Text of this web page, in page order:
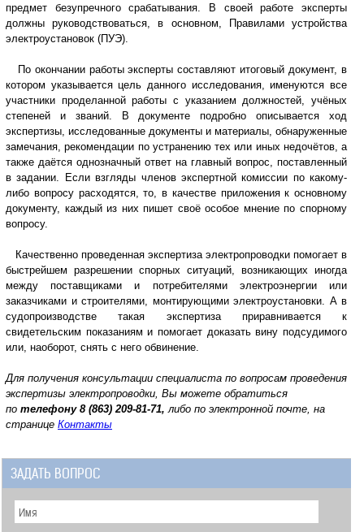
предмет безупречного срабатывания. В своей работе эксперты
должны руководствоваться, в основном, Правилами устройства
электроустановок (ПУЭ).
По окончании работы эксперты составляют итоговый документ, в
котором указывается цель данного исследования, именуются все
участники проделанной работы с указанием должностей, учёных
степеней и званий. В документе подробно описывается ход
экспертизы, исследованные документы и материалы, обнаруженные
замечания, рекомендации по устранению тех или иных недочётов, а
также даётся однозначный ответ на главный вопрос, поставленный
в задании. Если взгляды членов экспертной комиссии по какому-
либо вопросу расходятся, то, в качестве приложения к основному
документу, каждый из них пишет своё особое мнение по спорному
вопросу.
Качественно проведенная экспертиза электропроводки помогает в
быстрейшем разрешении спорных ситуаций, возникающих иногда
между поставщиками и потребителями электроэнергии или
заказчиками и строителями, монтирующими электроустановки. А в
судопроизводстве такая экспертиза приравнивается к
свидетельским показаниям и помогает доказать вину подсудимого
или, наоборот, снять с него обвинение.
Для получения консультации специалиста по вопросам проведения
экспертизы электропроводки, Вы можете обратиться
по телефону 8 (863) 209-81-71, либо по электронной почте, на
странице Контакты
ЗАДАТЬ ВОПРОС